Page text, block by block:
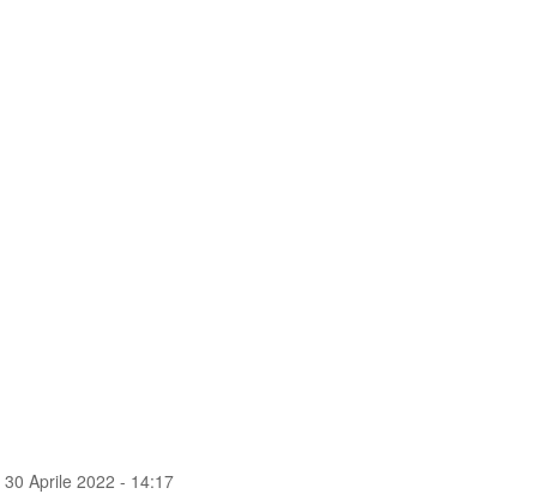
30 Aprile 2022 - 14:17